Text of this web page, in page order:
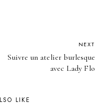
NEXT
Suivre un atelier burlesque
avec Lady Flo
LIKE